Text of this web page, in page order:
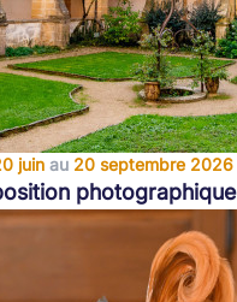
juin au 20 septembre 2026
photographique